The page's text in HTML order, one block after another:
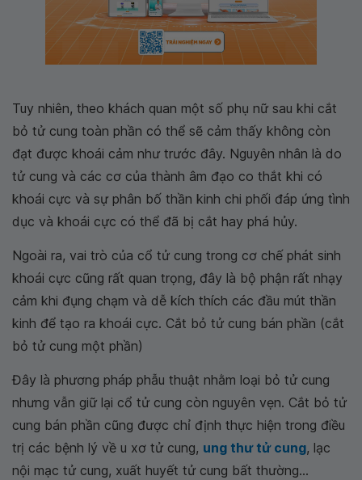
Tuy nhiên, theo khách quan một số phụ nữ sau khi cắt
bỏ tử cung toàn phần có thể sẽ cảm thấy không còn
đạt được khoái cảm như trước đây. Nguyên nhân là do
tử cung và các cơ của thành âm đạo co thắt khi có
khoái cực và sự phân bố thần kinh chi phối đáp ứng tình
dục và khoái cực có thể đã bị cắt hay phá hủy.
Ngoài ra, vai trò của cổ tử cung trong cơ chế phát sinh
khoái cực cũng rất quan trọng, đây là bộ phận rất nhạy
cảm khi đụng chạm và dễ kích thích các đầu mút thần
kinh để tạo ra khoái cực. Cắt bỏ tử cung bán phần (cắt
bỏ tử cung một phần)
Đây là phương pháp phẫu thuật nhằm loại bỏ tử cung
nhưng vẫn giữ lại cổ tử cung còn nguyên vẹn. Cắt bỏ tử
cung bán phần cũng được chỉ định thực hiện trong điều
trị các bệnh lý về u xơ tử cung, ung thư tử cung, lạc
nội mạc tử cung, xuất huyết tử cung bất thường...